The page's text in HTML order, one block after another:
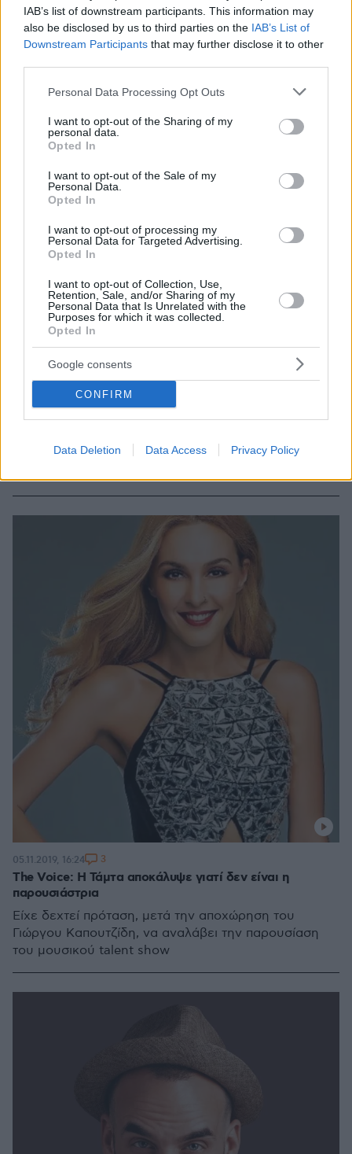
IAB’s list of downstream participants. This information may
also be disclosed by us to third parties on the IAB’s List of
Downstream Participants that may further disclose it to other
Please note that this website/app uses one or more Google
not limited to your visit or usage behaviour. You may click to
grant or deny consent to Google and its third-party tags to
use your data for below specified purposes in below Google
consent section.
Personal Data Processing Opt Outs
I want to opt-out of the Sharing of my
personal data.
Opted In
I want to opt-out of the Sale of my
Personal Data.
Opted In
I want to opt-out of processing my
Personal Data for Targeted Advertising.
Opted In
I want to opt-out of Collection, Use,
Retention, Sale, and/or Sharing of my
Personal Data that Is Unrelated with the
Purposes for which it was collected.
Opted In
Google consents
CONFIRM
Data Deletion Data Access Privacy Policy
H Ελεονώρα Ζουγανέλη ξέσπασε σε δάκρυα στον αέρα
του The Voice
«Κλαίω γιατί με έχει συγκινήσει η στάση και των δύο
ΣΚΑΪ, πριν καταλήξει ποιον από του δύο
30.11.2019, 11:03 12
The Voice: Η Τάμτα αποκάλυψε γιατί δεν είναι η
παρουσιάστρια
Είχε δεχτεί πρόταση, μετά την αποχώρηση του
Γιώργου Καπουτζίδη, να αναλάβει την παρουσίαση
του μουσικού talent show
05.11.2019, 16:24 3